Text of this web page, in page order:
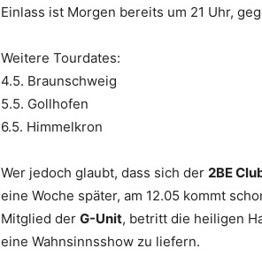
Einlass ist Morgen bereits um 21 Uhr,
Weitere Tourdates:
4.5. Braunschweig
5.5. Gollhofen
6.5. Himmelkron
Wer jedoch glaubt, dass sich der 2BE
eine Woche später, am 12.05 kommt
Mitglied der G-Unit, betritt die heiligen
eine Wahnsinnsshow zu liefern.